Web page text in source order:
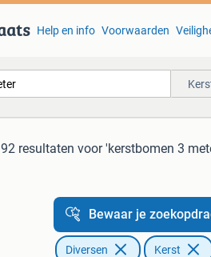
Help en info Voorwaarden
92 resultaten voor 'kerstbomen 3
Bewaar je
Diversen Kerst